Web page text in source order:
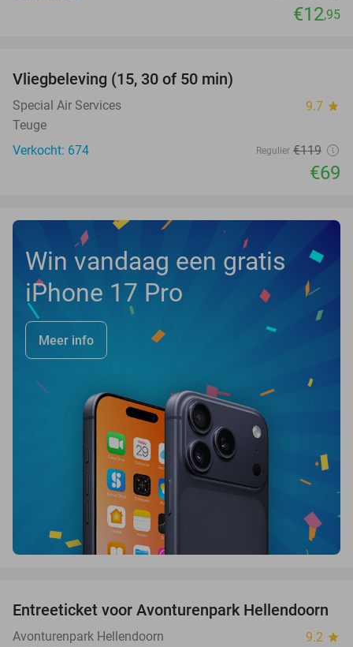
€12,95
Vliegbeleving (15, 30 of 50 min)
Special Air Services 9.7 star
Teuge
Verkocht: 674
Regulier €119
€69
Win vandaag een gratis
iPhone 17 Pro
Meer info
41%
Entreeticket voor Avonturenpark Hellendoorn
Avonturenpark Hellendoorn 9.2 star